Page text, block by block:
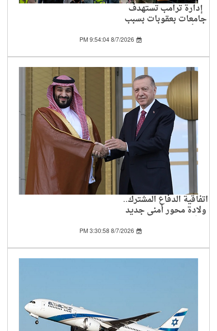
إدارة ترامب تستهدف
جامعات بعقوبات بسبب
تأييد الفلسطينيين
8/7/2026 9:54:04 PM
اتفاقية الدفاع المشترك..
ولادة محور أمني جديد
في العالم الإسلامي
8/7/2026 3:30:58 PM